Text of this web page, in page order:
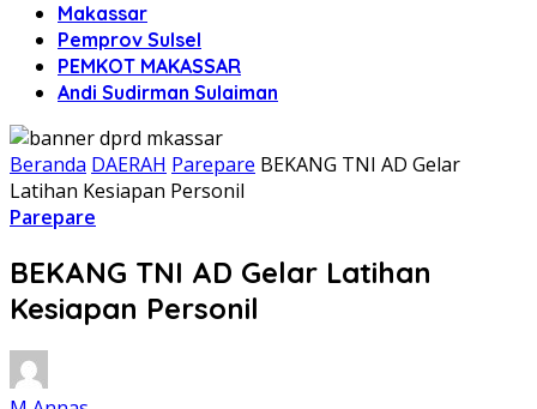
Makassar
Pemprov Sulsel
PEMKOT MAKASSAR
Andi Sudirman Sulaiman
Beranda DAERAH Parepare BEKANG TNI AD Gelar
Latihan Kesiapan Personil
Parepare
BEKANG TNI AD Gelar Latihan
Kesiapan Personil